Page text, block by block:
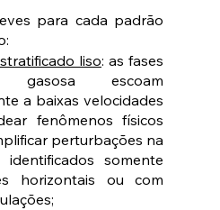
para cada padrão
liso: as fases
escoam
a baixas velocidades
fenômenos físicos
perturbações na
identificados somente
horizontais ou com